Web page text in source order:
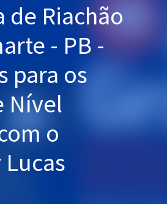
de Riachão
- PB -
para os
Nível
o